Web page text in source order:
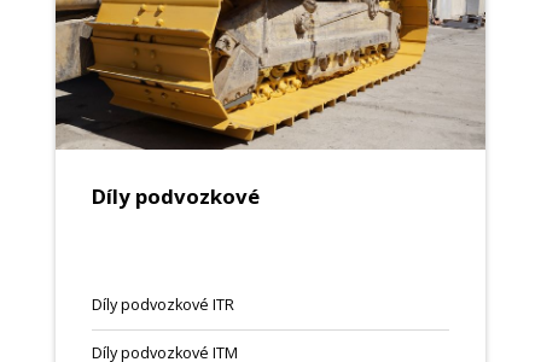
Díly podvozkové
Díly podvozkové ITR
Díly podvozkové ITM